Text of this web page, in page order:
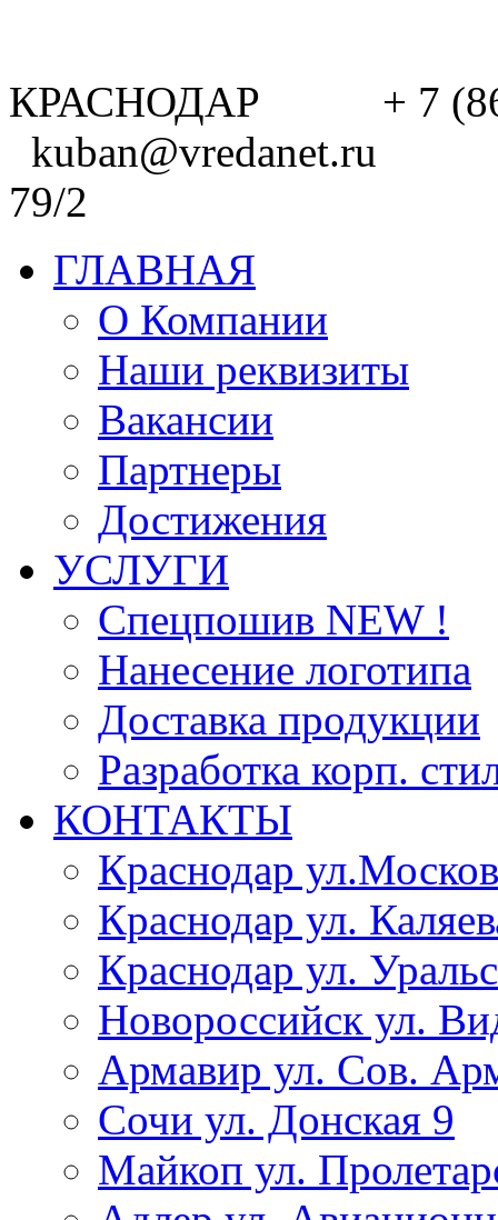
КРАСНОДАР + 7
kuban@vredanet.ru г.
79/2
ГЛАВНАЯ
О Компании
Наши реквизиты
Вакансии
Партнеры
Достижения
УСЛУГИ
Спецпошив NEW !
Нанесение логотипа
Доставка продукции
Разработка корп.
КОНТАКТЫ
Краснодар
Краснодар ул.
Краснодар ул.
Новороссийск ул.
Армавир ул. Сов.
Сочи ул. Донская 9
Майкоп ул.